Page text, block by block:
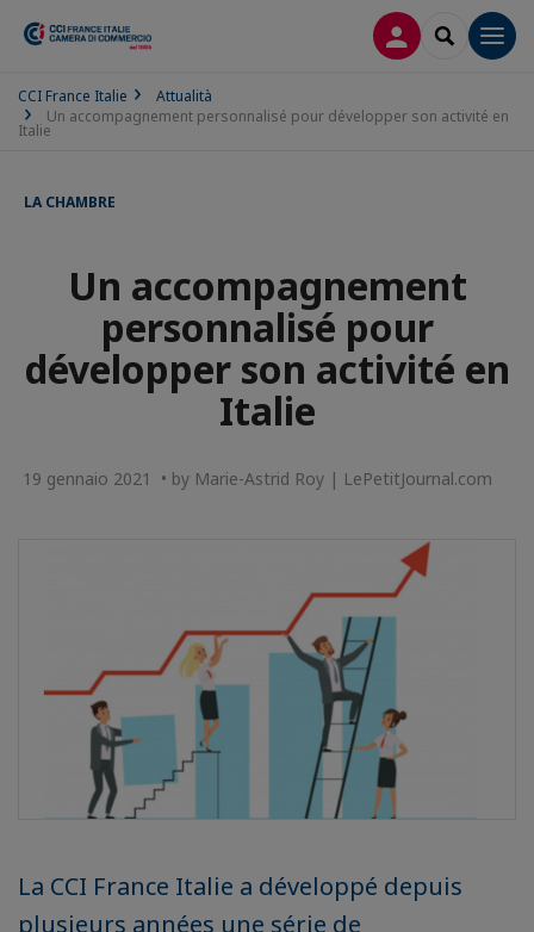
LOG INSEARCH
CCI France Italie
Attualità
Un accompagnement personnalisé pour développer son activité en
Italie
LA CHAMBRE
Un accompagnement
personnalisé pour
développer son activité en
Italie
19 gennaio 2021 • by Marie-Astrid Roy | LePetitJournal.com
La CCI France Italie a développé depuis
plusieurs années une série de